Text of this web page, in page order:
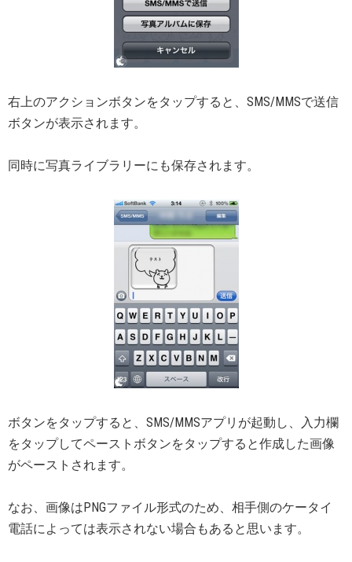
右上のアクションボタンをタップすると、SMS/MMSで送信
ボタンが表示されます。
同時に写真ライブラリーにも保存されます。
ボタンをタップすると、SMS/MMSアプリが起動し、入力欄
をタップしてペーストボタンをタップすると作成した画像
がペーストされます。
なお、画像はPNGファイル形式のため、相手側のケータイ
電話によっては表示されない場合もあると思います。